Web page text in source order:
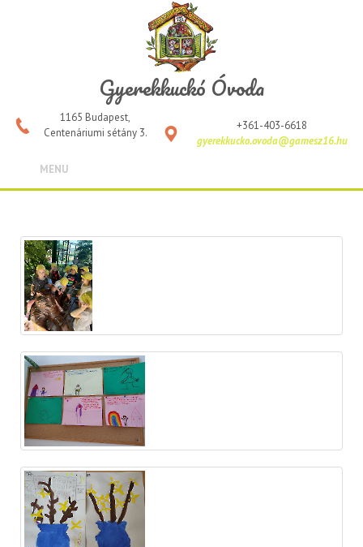
Gyerekkuckó Óvoda
1165 Budapest,
Centenáriumi sétány 3.
+361-403-6618
gyerekkucko.ovoda@gamesz16.hu
MENU